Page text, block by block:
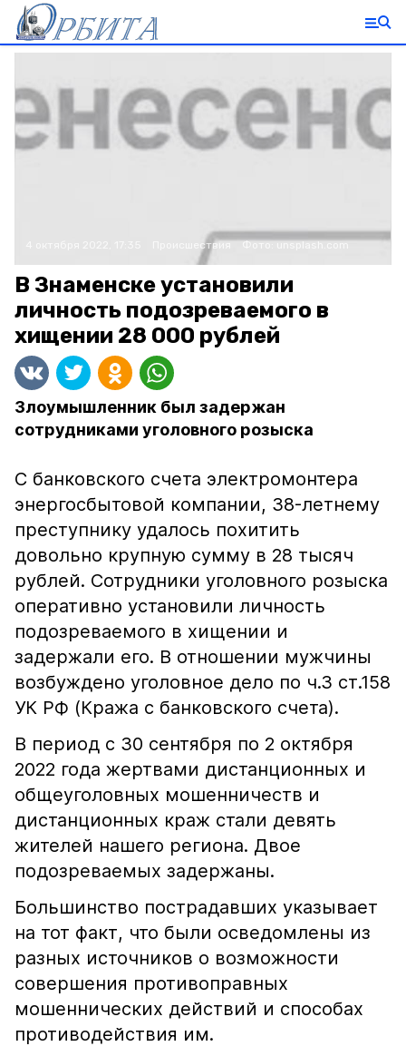
Происшествия Фото: unsplash.com
В Знаменске установили
личность подозреваемого в
хищении 28 000 рублей
Злоумышленник был задержан
сотрудниками уголовного розыска
С банковского счета электромонтера
энергосбытовой компании, 38-летнему
преступнику удалось похитить
довольно крупную сумму в 28 тысяч
рублей. Сотрудники уголовного розыска
оперативно установили личность
подозреваемого в хищении и
задержали его. В отношении мужчины
возбуждено уголовное дело по ч.3 ст.158
УК РФ (Кража с банковского счета).
В период с 30 сентября по 2 октября
2022 года жертвами дистанционных и
общеуголовных мошенничеств и
дистанционных краж стали девять
жителей нашего региона. Двое
подозреваемых задержаны.
Большинство пострадавших указывает
на тот факт, что были осведомлены из
разных источников о возможности
совершения противоправных
мошеннических действий и способах
противодействия им.